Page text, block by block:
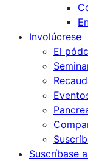
Involúcrese
El
Suscríbase